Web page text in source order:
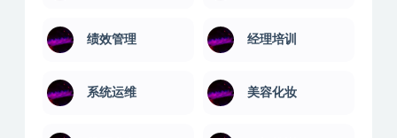
绩效管理 经理培训
系统运维 美容化妆